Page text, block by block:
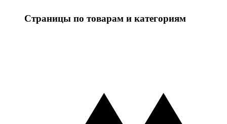
Страницы по товарам и категориям